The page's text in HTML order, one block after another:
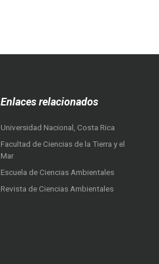
Enlaces relacionados
Universidad Nacional, Costa Rica
Facultad de Ciencias de la Tierra y el
Mar
Escuela de Ciencias Ambientales
Revista de Ciencias Ambientales